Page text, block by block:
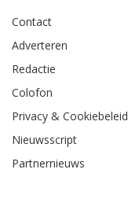
Contact
Adverteren
Redactie
Colofon
Privacy & Cookiebeleid
Nieuwsscript
Partnernieuws